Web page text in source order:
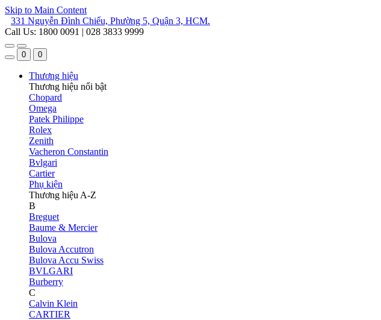
Skip to Main Content
331 Nguyễn Đình Chiểu, Phường 5, Quận 3, HCM.
Call Us: 1800 0091 | 028 3833 9999
0 0
Thương hiệu
Thương hiệu nổi bật
Chopard
Omega
Patek Philippe
Rolex
Zenith
Vacheron Constantin
Bvlgari
Cartier
Phụ kiện
Thương hiệu A-Z
B
Breguet
Baume & Mercier
Bulova
Bulova Accutron
Bulova Accu Swiss
BVLGARI
Burberry
C
Calvin Klein
CARTIER